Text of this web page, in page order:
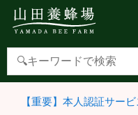
【重要】本人認証サー